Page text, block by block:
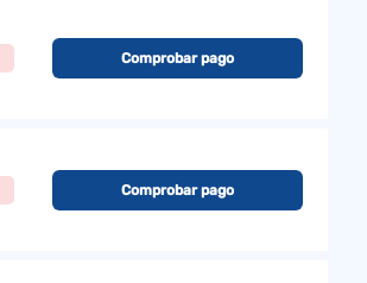
Comprobar pago
Comprobar pago